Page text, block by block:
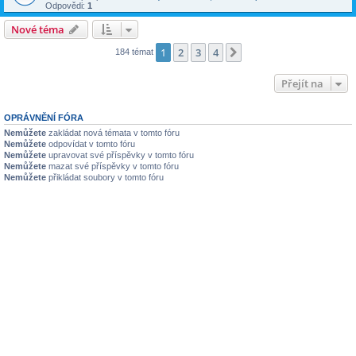
Odpovědi: 1
Nové téma
184 témat 1 2 3 4
Přejít na
OPRÁVNĚNÍ FÓRA
Nemůžete zakládat nová témata v tomto fóru
Nemůžete odpovídat v tomto fóru
Nemůžete upravovat své příspěvky v tomto fóru
Nemůžete mazat své příspěvky v tomto fóru
Nemůžete přikládat soubory v tomto fóru